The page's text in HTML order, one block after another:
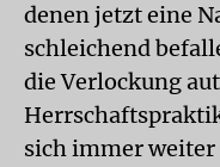
denen jetzt eine
schleichend
die Verlockung
sich immer